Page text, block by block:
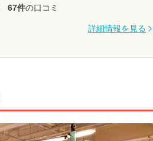
67件の口コミ
詳細情報を見る